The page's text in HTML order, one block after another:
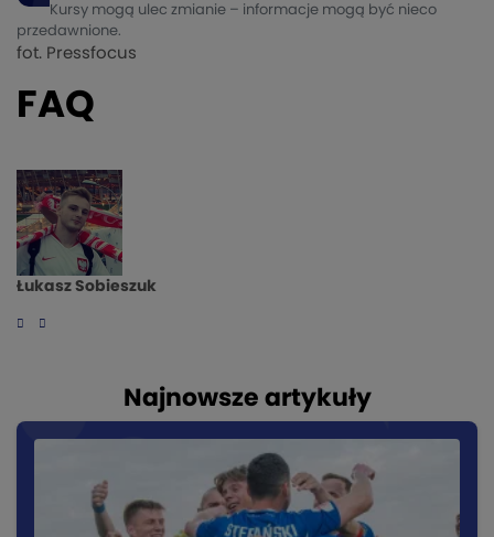
Kursy mogą ulec zmianie – informacje mogą być nieco
przedawnione.
fot. Pressfocus
FAQ
Łukasz Sobieszuk
Najnowsze artykuły